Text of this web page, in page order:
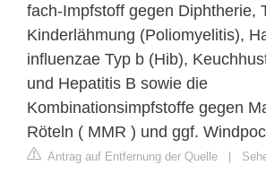
fach-Impfstoff gegen Diphtherie,
Kinderlähmung (Poliomyelitis),
influenzae Typ b (Hib),
und Hepatitis B sowie die
Kombinationsimpfstoffe gegen
Röteln ( MMR ) und ggf.
Antrag auf Entfernung der Quelle |